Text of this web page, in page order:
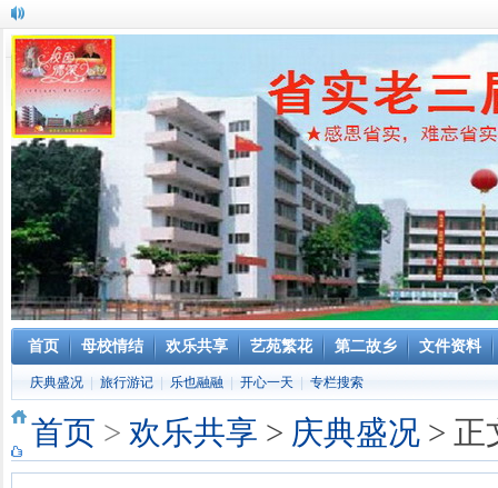
首页 母校情结 欢乐共享 艺苑繁花 第二故乡 文件资料
庆典盛况 旅行游记 乐也融融 开心一天 专栏搜索
首页 > 欢乐共享 > 庆典盛况 > 正